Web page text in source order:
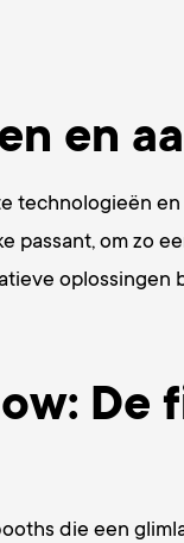
en
om zo
De
die een